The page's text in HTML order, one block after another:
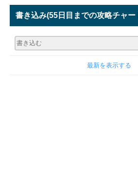
書き込み(55日目までの攻略チャー
最新を表示する